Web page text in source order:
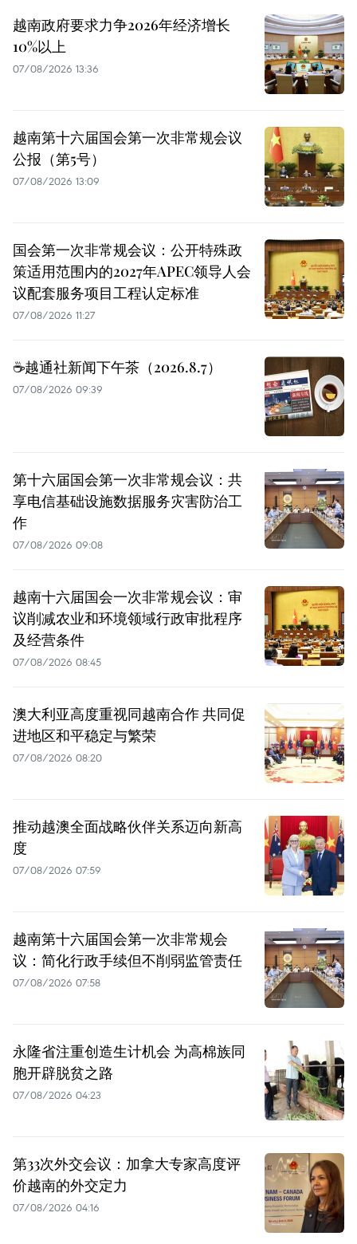
越南政府要求力争2026年经济增长
10%以上
07/08/2026 13:36
越南第十六届国会第一次非常规会议
公报（第5号）
07/08/2026 13:09
国会第一次非常规会议：公开特殊政
策适用范围内的2027年APEC领导人会
议配套服务项目工程认定标准
07/08/2026 11:27
☕️越通社新闻下午茶（2026.8.7）
07/08/2026 09:39
第十六届国会第一次非常规会议：共
享电信基础设施数据服务灾害防治工
作
07/08/2026 09:08
越南十六届国会一次非常规会议：审
议削减农业和环境领域行政审批程序
及经营条件
07/08/2026 08:45
澳大利亚高度重视同越南合作 共同促
进地区和平稳定与繁荣
07/08/2026 08:20
推动越澳全面战略伙伴关系迈向新高
度
07/08/2026 07:59
越南第十六届国会第一次非常规会
议：简化行政手续但不削弱监管责任
07/08/2026 07:58
永隆省注重创造生计机会 为高棉族同
胞开辟脱贫之路
07/08/2026 04:23
第33次外交会议：加拿大专家高度评
价越南的外交定力
07/08/2026 04:16